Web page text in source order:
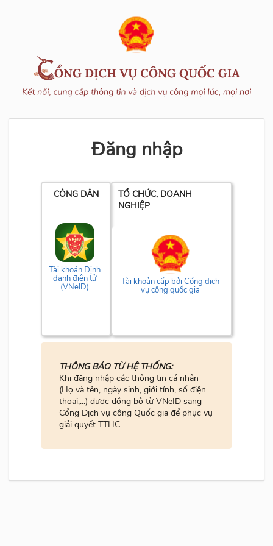
Đăng nhập
CÔNG DÂN
Tài khoản Định
danh điện tử
(VNeID)
TỔ CHỨC, DOANH
NGHIỆP
Tài khoản cấp bởi Cổng dịch
vụ công quốc gia
THÔNG BÁO TỪ HỆ THỐNG:
Khi đăng nhập các thông tin cá nhân
(Họ và tên, ngày sinh, giới tính, số điện
thoại,...) được đồng bộ từ VNeID sang
Cổng Dịch vụ công Quốc gia để phục vụ
giải quyết TTHC